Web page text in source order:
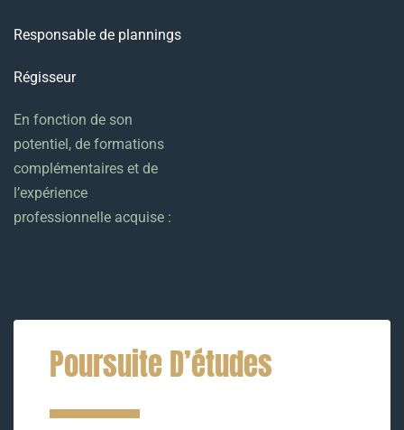
Responsable de plannings
Régisseur
En fonction de son
potentiel, de formations
complémentaires et de
l’expérience
professionnelle acquise :
Poursuite D’études